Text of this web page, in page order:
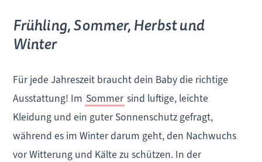
Frühling, Sommer, Herbst und
Winter
Für jede Jahreszeit braucht dein Baby die richtige
Ausstattung! Im Sommer sind luftige, leichte
Kleidung und ein guter Sonnenschutz gefragt,
während es im Winter darum geht, den Nachwuchs
vor Witterung und Kälte zu schützen. In der